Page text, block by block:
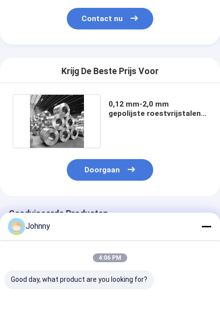
Contact nu
Krijg De Beste Prijs Voor
0,12 mm-2,0 mm
gepolijste roestvrijstalen
Doorgaan
Geadviseerde Producten
Johnny
4:06 PM
Good day, what product are you looking for?